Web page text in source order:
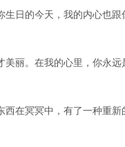
日的今天，我的内心也跟
丽。在我的心里，你永远
在冥冥中，有了一种重新